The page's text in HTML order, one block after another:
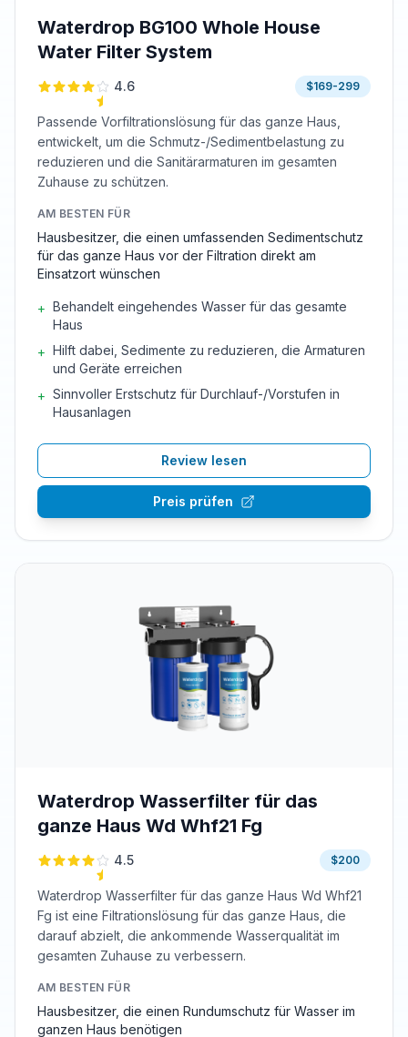
Waterdrop BG100 Whole House
Water Filter System
4.6 $169-299
Passende Vorfiltrationslösung für das ganze Haus,
entwickelt, um die Schmutz-/Sedimentbelastung zu
reduzieren und die Sanitärarmaturen im gesamten
Zuhause zu schützen.
AM BESTEN FÜR
Hausbesitzer, die einen umfassenden Sedimentschutz
für das ganze Haus vor der Filtration direkt am
Einsatzort wünschen
+ Behandelt eingehendes Wasser für das gesamte
Haus
+ Hilft dabei, Sedimente zu reduzieren, die Armaturen
und Geräte erreichen
+ Sinnvoller Erstschutz für Durchlauf-/Vorstufen in
Hausanlagen
Review lesen
Preis prüfen
Waterdrop Wasserfilter für das
ganze Haus Wd Whf21 Fg
4.5 $200
Waterdrop Wasserfilter für das ganze Haus Wd Whf21
Fg ist eine Filtrationslösung für das ganze Haus, die
darauf abzielt, die ankommende Wasserqualität im
gesamten Zuhause zu verbessern.
AM BESTEN FÜR
Hausbesitzer, die einen Rundumschutz für Wasser im
ganzen Haus benötigen